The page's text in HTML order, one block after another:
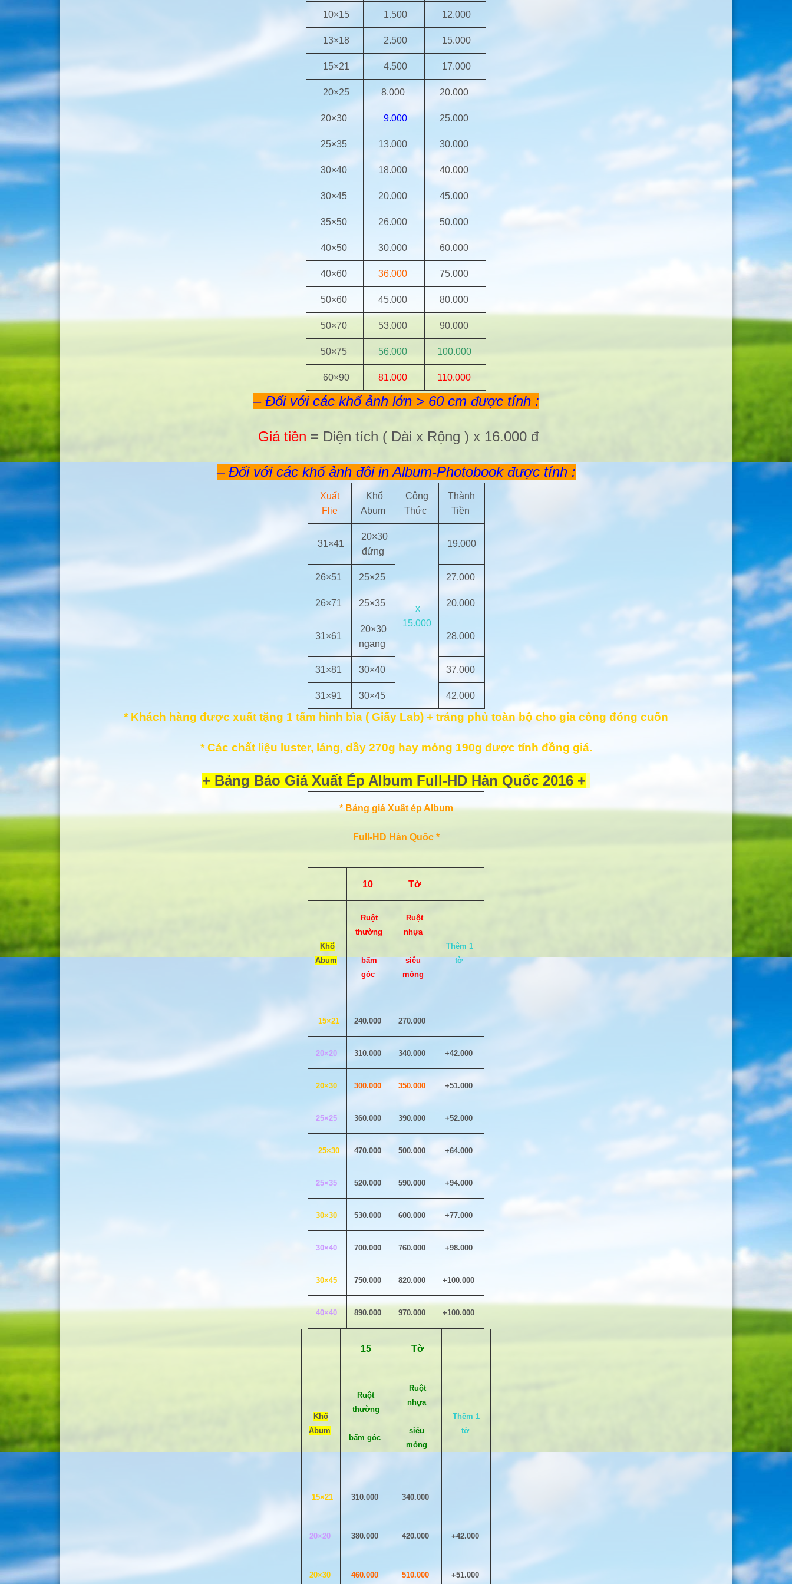
10×15 1.500 12.000
13×18 2.500 15.000
15×21 4.500 17.000
20×25 8.000 20.000
20×30 9.000 25.000
25×35 13.000 30.000
30×40 18.000 40.000
30×45 20.000 45.000
35×50 26.000 50.000
40×50 30.000 60.000
40×60 36.000 75.000
50×60 45.000 80.000
50×70 53.000 90.000
50×75 56.000 100.000
60×90 81.000 110.000
– Đối với các khổ ảnh lớn > 60 cm được tính :
Giá tiền = Diện tích ( Dài x Rộng ) x 16.000 đ
– Đối với các khổ ảnh đôi in Album-Photobook được tính :
Xuất
Flie
Khổ
Abum
Công
Thức
Thành
Tiền
31×41
20×30
đứng
x
15.000
19.000
26×51 25×25 27.000
26×71 25×35 20.000
31×61
20×30
ngang
28.000
31×81 30×40 37.000
31×91 30×45 42.000
* Khách hàng được xuất tặng 1 tấm hình bìa ( Giấy Lab) + tráng phủ toàn bộ cho gia công đóng cuốn
* Các chất liệu luster, láng, dầy 270g hay mỏng 190g được tính đồng giá.
+ Bảng Báo Giá Xuất Ép Album Full-HD Hàn Quốc 2016 +
* Bảng giá Xuất ép Album
Full-HD Hàn Quốc *
10 Tờ
Khổ
Abum
Ruột
thường
bấm
góc
Ruột
nhựa
siêu
mỏng
Thêm 1
tờ
15×21 240.000 270.000
20×20 310.000 340.000 +42.000
20×30 300.000 350.000 +51.000
25×25 360.000 390.000 +52.000
25×30 470.000 500.000 +64.000
25×35 520.000 590.000 +94.000
30×30 530.000 600.000 +77.000
30×40 700.000 760.000 +98.000
30×45 750.000 820.000 +100.000
40×40 890.000 970.000 +100.000
15 Tờ
Khổ
Abum
Ruột
thường
bấm góc
Ruột
nhựa
siêu
mỏng
Thêm 1
tờ
15×21 310.000 340.000
20×20 380.000 420.000 +42.000
20×30 460.000 510.000 +51.000